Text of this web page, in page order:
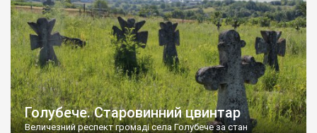
Голубече. Старовинний цвинтар
Величезний респект громаді села Голубече за стан